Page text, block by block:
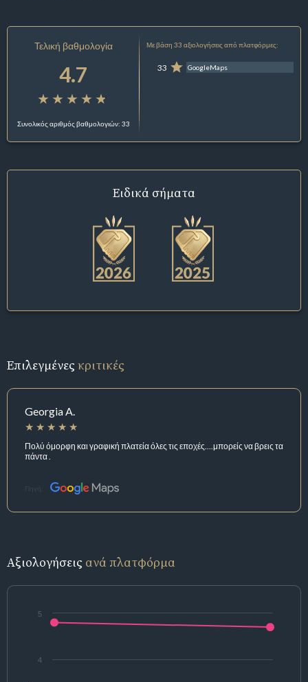
Τελική βαθμολογία
4.7
Συνολικός αριθμός βαθμολογιών: 33
Με βάση 33 αξιολογήσεις από πλατφόρμες:
33 GoogleMaps
Ειδικά σήματα
Επιλεγμένεςκριτικές
Georgia A.
Πολύ όμορφη και γραφική πλατεία όλες τις εποχές....μπορείς να βρεις τα
πάντα .
Πηγή:
Αξιολογήσεις ανά πλατφόρμα
4
5